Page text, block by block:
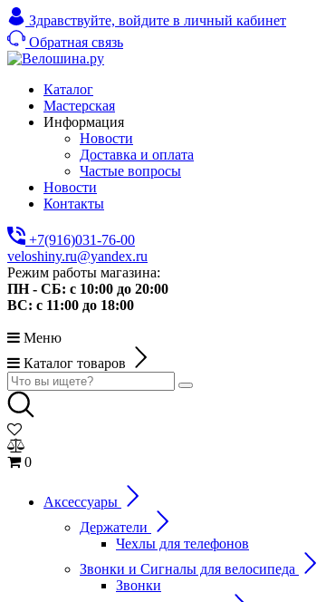
Здравствуйте, войдите в личный кабинет
Обратная связь
Каталог
Мастерская
Информация
Новости
Доставка и оплата
Частые вопросы
Новости
Контакты
+7(916)031-76-00
veloshiny.ru@yandex.ru
Режим работы магазина:
ПН - СБ: с 10:00 до 20:00
ВС: с 11:00 до 18:00
Меню
Каталог товаров
0
Аксессуары
Держатели
Чехлы для телефонов
Звонки и Сигналы для велосипеда
Звонки